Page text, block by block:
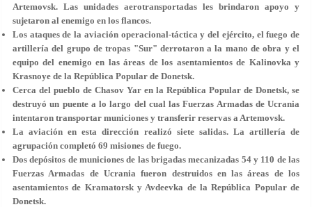
Artemovsk. Las unidades aerotransportadas les brindaron apoyo y
sujetaron al enemigo en los flancos.
Los ataques de la aviación operacional-táctica y del ejército, el fuego de
artillería del grupo de tropas "Sur" derrotaron a la mano de obra y el
equipo del enemigo en las áreas de los asentamientos de Kalinovka y
Krasnoye de la República Popular de Donetsk.
Cerca del pueblo de Chasov Yar en la República Popular de Donetsk, se
destruyó un puente a lo largo del cual las Fuerzas Armadas de Ucrania
intentaron transportar municiones y transferir reservas a Artemovsk.
La aviación en esta dirección realizó siete salidas. La artillería de
agrupación completó 69 misiones de fuego.
Dos depósitos de municiones de las brigadas mecanizadas 54 y 110 de las
Fuerzas Armadas de Ucrania fueron destruidos en las áreas de los
asentamientos de Kramatorsk y Avdeevka de la República Popular de
Donetsk.